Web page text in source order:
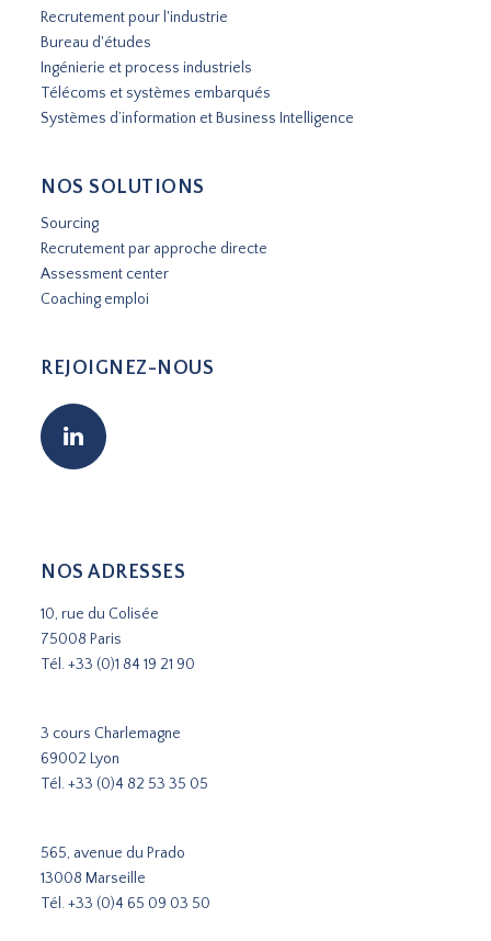
Recrutement pour l'industrie
Bureau d'études
Ingénierie et process industriels
Télécoms et systèmes embarqués
Systèmes d’information et Business Intelligence
NOS SOLUTIONS
Sourcing
Recrutement par approche directe
Assessment center
Coaching emploi
REJOIGNEZ-NOUS
NOS ADRESSES
10, rue du Colisée
75008 Paris
Tél.+33 (0)1 84 19 21 90
3 cours Charlemagne
69002 Lyon
Tél.+33 (0)4 82 53 35 05
565, avenue du Prado
13008 Marseille
Tél.+33 (0)4 65 09 03 50